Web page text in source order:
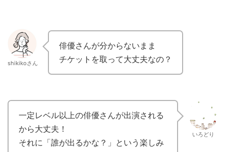
shikikoさん
俳優さんが分からないまま
チケットを取って大丈夫なの？
一定レベル以上の俳優さんが出演される
から大丈夫！
それに「誰が出るかな？」という楽しみ
いろどり